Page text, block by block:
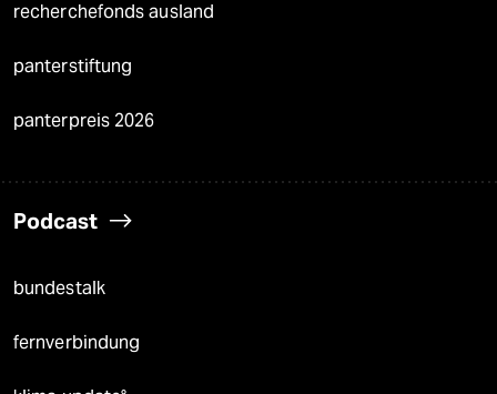
recherchefonds ausland
panterstiftung
panterpreis 2026
Podcast
bundestalk
fernverbindung